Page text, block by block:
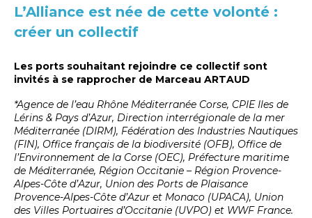
L’Alliance est née de cette volonté :
créer un collectif
Les ports souhaitant rejoindre ce collectif sont
invités à se rapprocher de Marceau ARTAUD
*Agence de l’eau Rhône Méditerranée Corse, CPIE Iles de
Lérins & Pays d’Azur, Direction interrégionale de la mer
Méditerranée (DIRM), Fédération des Industries Nautiques
(FIN), Office français de la biodiversité (OFB), Office de
l’Environnement de la Corse (OEC), Préfecture maritime
de Méditerranée, Région Occitanie – Région Provence-
Alpes-Côte d’Azur, Union des Ports de Plaisance
Provence-Alpes-Côte d’Azur et Monaco (UPACA), Union
des Villes Portuaires d’Occitanie (UVPO) et WWF France.